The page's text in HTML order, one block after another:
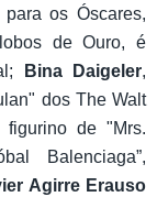
os Óscares,
de Ouro, é
Bina Daigeler,
dos The Walt
de "Mrs.
Balenciaga”,
Agirre Erauso